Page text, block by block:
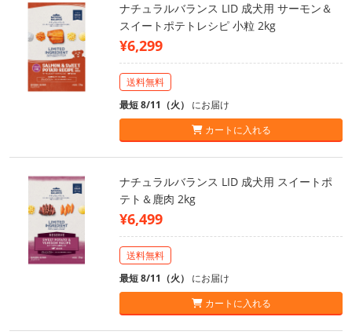
ナチュラルバランス LID 成犬用 サーモン＆
スイートポテトレシピ 小粒 2kg
¥6,299
送料無料
最短 8/11（火） にお届け
カートに入れる
ナチュラルバランス LID 成犬用 スイートポ
テト＆鹿肉 2kg
¥6,499
送料無料
最短 8/11（火） にお届け
カートに入れる